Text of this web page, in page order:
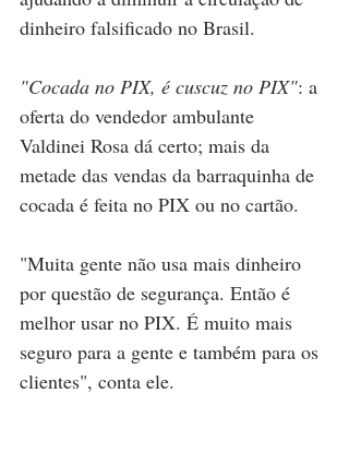
dinheiro falsificado no Brasil.
"Cocada no PIX, é cuscuz no PIX": a
oferta do vendedor ambulante
Valdinei Rosa dá certo; mais da
metade das vendas da barraquinha de
cocada é feita no PIX ou no cartão.
"Muita gente não usa mais dinheiro
por questão de segurança. Então é
melhor usar no PIX. É muito mais
seguro para a gente e também para os
clientes", conta ele.